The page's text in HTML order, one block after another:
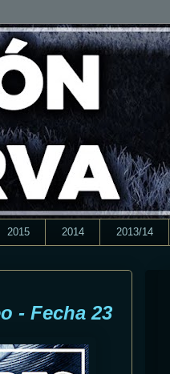
2015 2014 2013/14
- Fecha 23